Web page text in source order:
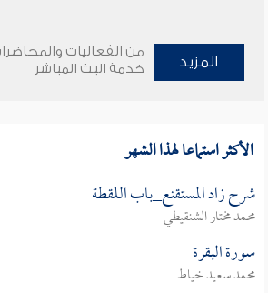
المزيد
من الفعاليات
خدمة البث المباشر
الأكثر استماعا لهذا الشهر
شرح زاد المستقنع_باب اللقطة
محمد مختار الشنقيطي
سورة البقرة
محمد سعيد خياط